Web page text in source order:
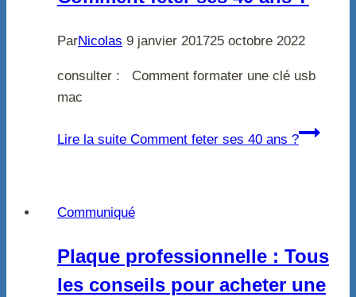
ParNicolas 9 janvier 201725 octobre 2022
consulter : Comment formater une clé usb
mac
Lire la suite Comment feter ses 40 ans ?
Communiqué
Plaque professionnelle : Tous
les conseils pour acheter une